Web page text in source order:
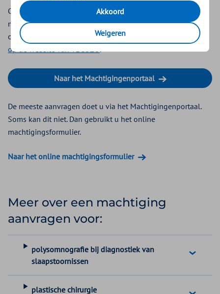
Op de website van VECOZOleest u hoe u gebruik kunt
maken van de dienst Machtigingenportaal. Heeft u vragen
over het Machtigingenportaal? Bekijk dan de
supportpagina
op de website van VECOZO.
Naar het Machtigingenportaal
De meeste aanvragen doet u via het Machtigingenportaal.
Soms kan dit niet. Dan gebruikt u het online
machtigingsformulier.
Naar het online machtigingsformulier
Meer over een machtiging
aanvragen voor:
polysomnografie bij diagnostiek van
slaapstoornissen
plastische chirurgie
Akkoord
Weigeren